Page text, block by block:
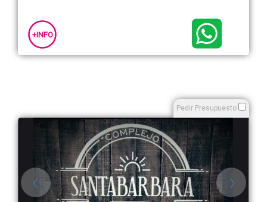
Cola Light, vino Estancia Mendoza Merlot-Malbec o a elección
abonando la diferencia de precio. Consulte por otras opciones de
menú.
+INFO
Pedir Presupuesto